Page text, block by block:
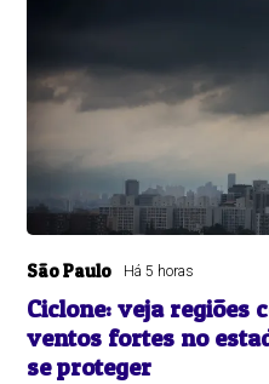
São Paulo Há 5 horas
Ciclone: veja regiões
ventos fortes no
se proteger